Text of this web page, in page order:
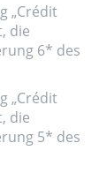
„Crédit
die
6* des
„Crédit
die
5* des